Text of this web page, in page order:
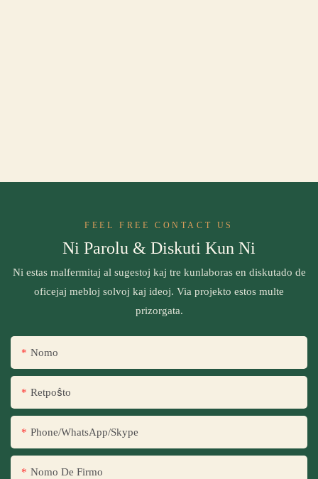
FEEL FREE CONTACT US
Ni Parolu & Diskuti Kun Ni
Ni estas malfermitaj al sugestoj kaj tre kunlaboras en diskutado de
oficejaj mebloj solvoj kaj ideoj. Via projekto estos multe
prizorgata.
Nomo
Retpoŝto
Phone/WhatsApp/Skype
Nomo De Firmo